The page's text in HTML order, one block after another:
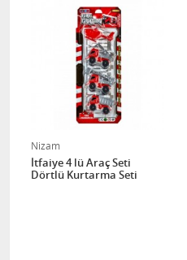
Nizam
İtfaiye 4 lü Araç Seti
Dörtlü Kurtarma Seti